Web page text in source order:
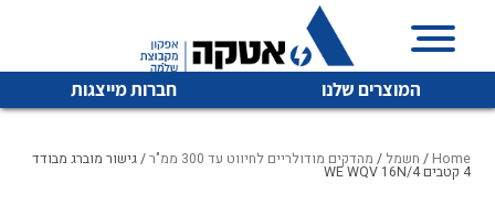
המוצרים שלנו חברות מייצגות
Home
/ חשמל / מהדקים מודולריים לחיווט עד 300 ממ"ר / גישור מוברג מבודד
4 קטבים WE WQV 16N/4